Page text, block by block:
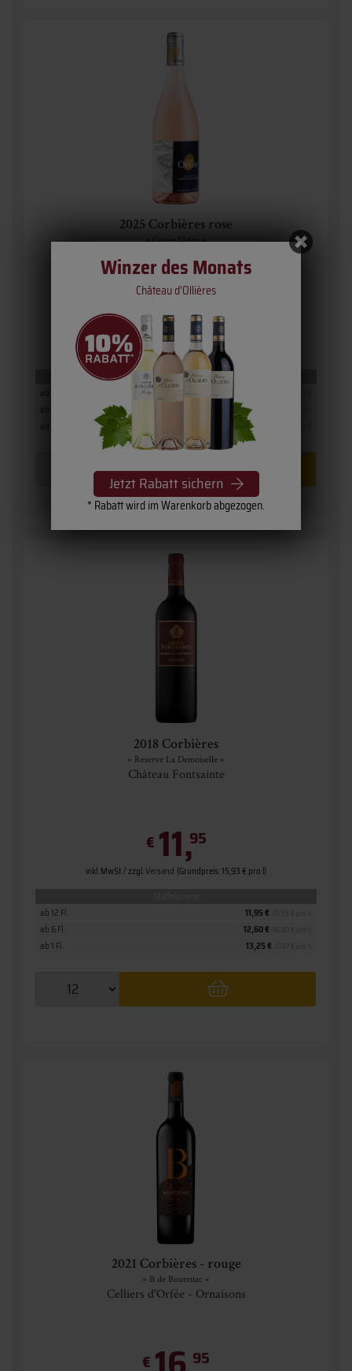
Winzer des Monats
Château d'Ollières
Jetzt Rabatt sichern
* Rabatt wird im Warenkorb abgezogen.
2025 Corbières rose
» Cuvée Orfée «
€ 9, 25
inkl. MwSt. / zzgl.Versand (Grundpreis: 12,33 € pro l)
10,50 €
9,75 €
Staffelpreise
2018 Corbières
» Reserve La Demoiselle «
Château Fontsainte
€ 11,95
inkl. MwSt. / zzgl.Versand (Grundpreis: 15,93 € pro l)
ab 1 Fl. 13,25 €
ab 6 Fl. 12,60 €
ab 12 Fl. 11,95 €
2021 Corbières - rouge
» B de Boutenac «
Celliers d'Orfée - Ornaisons
€ 95